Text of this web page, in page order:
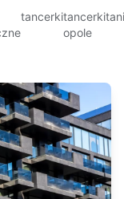
tancerkitancerki
opole